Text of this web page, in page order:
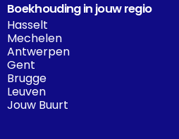
Boekhouding in jouw regio
Hasselt
Mechelen
Antwerpen
Gent
Brugge
Leuven
Jouw Buurt